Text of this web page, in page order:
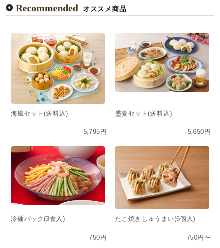
Recommended オススメ商品
海風セット(送料込)
5,795円
盛夏セット(送料込)
5,650円
冷麺パック(3食入)
750円
たこ焼きしゅうまい(6個入)
750円〜